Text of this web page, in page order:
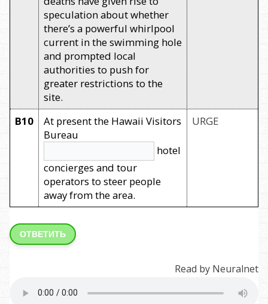
speculation about whether
there’s a powerful whirlpool
current in the swimming hole
and prompted local
authorities to push for
greater restrictions to the
site.
B10
At present the Hawaii Visitors
Bureau
hotel
concierges and tour
operators to steer people
away from the area.
URGE
ОТВЕТИТЬ
Read by Neuralnet